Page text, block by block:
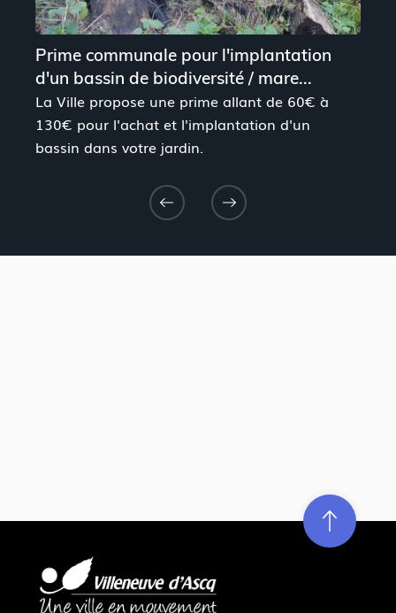
Prime communale pour l'implantation
d'un bassin de biodiversité / mare...
La Ville propose une prime allant de 60€ à
130€ pour l'achat et l'implantation d'un
bassin dans votre jardin.
Re
m
on
e
en hau